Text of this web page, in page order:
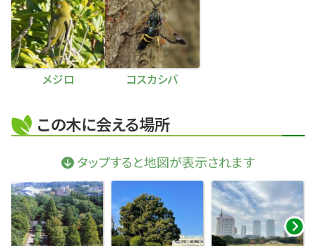
メジロ コスカシバ
この木に会える場所
タップすると地図が表示されます